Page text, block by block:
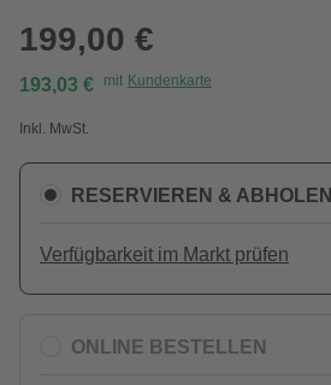
199,00 €
193,03 € mit Kundenkarte
Inkl. MwSt.
RESERVIEREN & ABHOLEN
Verfügbarkeit im Markt prüfen
ONLINE BESTELLEN